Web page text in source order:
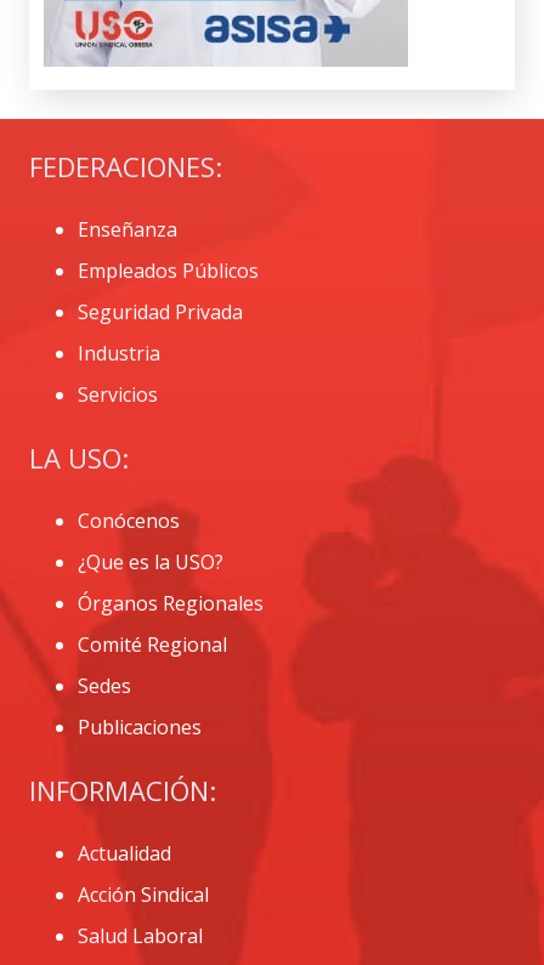
FEDERACIONES:
Enseñanza
Empleados Públicos
Seguridad Privada
Industria
Servicios
LA USO:
Conócenos
¿Que es la USO?
Órganos Regionales
Comité Regional
Sedes
Publicaciones
INFORMACIÓN:
Actualidad
Acción Sindical
Salud Laboral